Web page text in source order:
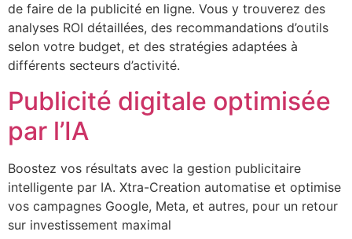
de faire de la publicité en ligne. Vous y trouverez des
analyses ROI détaillées, des recommandations d’outils
selon votre budget, et des stratégies adaptées à
différents secteurs d’activité.
Publicité digitale optimisée
par l’IA
Boostez vos résultats avec la gestion publicitaire
intelligente par IA. Xtra-Creation automatise et optimise
vos campagnes Google, Meta, et autres, pour un retour
sur investissement maximal